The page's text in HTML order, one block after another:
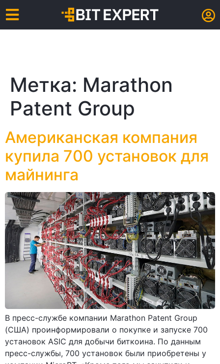
Метка: Marathon
Patent Group
Американская компания
купила 700 установок для
майнинга
В пресс-службе компании Marathon Patent Group
(США) проинформировали о покупке и запуске 700
установок ASIC для добычи биткоина. По данным
пресс-службы, 700 установок были приобретены у